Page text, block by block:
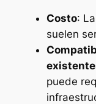
Costo:
suelen
puede